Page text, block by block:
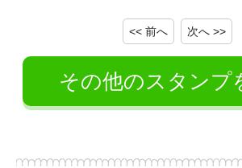
<< 前へ 次へ >>
その他のスタンプ